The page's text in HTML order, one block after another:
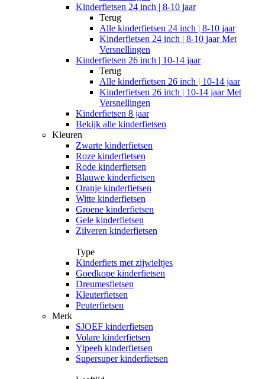
Kinderfietsen 24 inch | 8-10 jaar
Terug
Alle kinderfietsen 24 inch | 8-10 jaar
Kinderfietsen 24 inch | 8-10 jaar Met
Versnellingen
Kinderfietsen 26 inch | 10-14 jaar
Terug
Alle kinderfietsen 26 inch | 10-14 jaar
Kinderfietsen 26 inch | 10-14 jaar Met
Versnellingen
Kinderfietsen 8 jaar
Bekijk alle kinderfietsen
Kleuren
Zwarte kinderfietsen
Roze kinderfietsen
Rode kinderfietsen
Blauwe kinderfietsen
Oranje kinderfietsen
Witte kinderfietsen
Groene kinderfietsen
Gele kinderfietsen
Zilveren kinderfietsen
Type
Kinderfiets met zijwieltjes
Goedkope kinderfietsen
Dreumesfietsen
Kleuterfietsen
Peuterfietsen
Merk
SJOEF kinderfietsen
Volare kinderfietsen
Yipeeh kinderfietsen
Supersuper kinderfietsen